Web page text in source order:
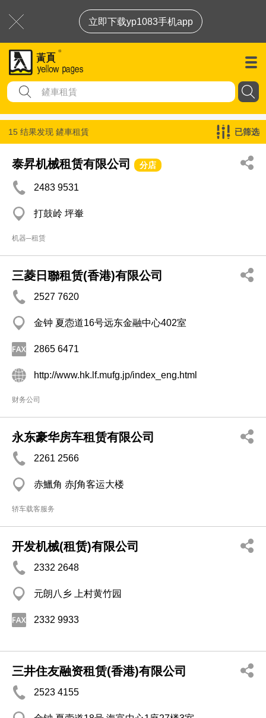
立即下载yp1083手机app
15 结果发现 鏟車租賃 已筛选
泰昇机械租赁有限公司 分店
2483 9531
打鼓岭 坪輋
机器─租赁
三菱日聯租赁(香港)有限公司
2527 7620
金钟 夏悫道16号远东金融中心402室
2865 6471
http://www.hk.lf.mufg.jp/index_eng.html
财务公司
永东豪华房车租赁有限公司
2261 2566
赤鱲角 赤ʃ角客运大楼
轿车载客服务
开发机械(租赁)有限公司
2332 2648
元朗八乡 上村黄竹园
2332 9933
三井住友融资租赁(香港)有限公司
2523 4155